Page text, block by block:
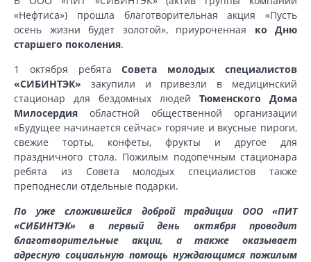
«Нефтиса») прошла благотворительная акция «Пусть
осень жизни будет золотой», приуроченная ко Дню
старшего поколения.
1 октября ребятаСовета молодых специалистов
«СИБИНТЭК» закупили и привезли в медицинский
стационар для бездомных людей Тюменского Дома
Милосердия областной общественной организации
«Будущее начинается сейчас» горячие и вкусные пироги,
свежие торты, конфеты, фрукты и другое для
праздничного стола. Пожилым подопечным стационара
ребята из Совета молодых специалистов также
преподнесли отдельные подарки.
По уже сложившейся доброй традиции ООО «ПИТ
«СИБИНТЭК» в первый день октября проводит
благотворительные акции, а также оказывает
адресную социальную помощь нуждающимся пожилым